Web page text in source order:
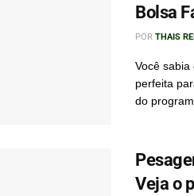
Bolsa
POR THAIS
Você
perfeita
do
Veja o